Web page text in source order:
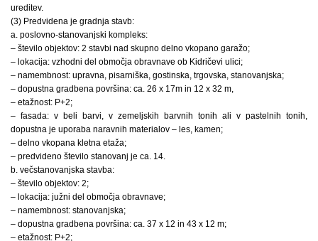
ureditev.
(3) Predvidena je gradnja stavb:
a. poslovno-stanovanjski kompleks:
– število objektov: 2 stavbi nad skupno delno vkopano garažo;
– lokacija: vzhodni del območja obravnave ob Kidričevi ulici;
– namembnost: upravna, pisarniška, gostinska, trgovska, stanovanjska;
– dopustna gradbena površina: ca. 26 x 17m in 12 x 32 m,
– etažnost: P+2;
– fasada: v beli barvi, v zemeljskih barvnih tonih ali v pastelnih tonih,
dopustna je uporaba naravnih materialov – les, kamen;
– delno vkopana kletna etaža;
– predvideno število stanovanj je ca. 14.
b. večstanovanjska stavba:
– število objektov: 2;
– lokacija: južni del območja obravnave;
– namembnost: stanovanjska;
– dopustna gradbena površina: ca. 37 x 12 in 43 x 12 m;
– etažnost: P+2;